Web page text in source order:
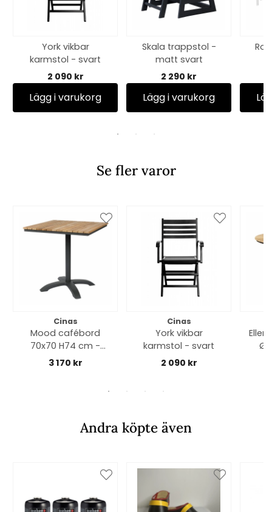
York vikbar
karmstol - svart
2 090 kr
Lägg i varukorg
Skala trappstol -
matt svart
2 290 kr
Lägg i varukorg
Se fler varor
Cinas
Mood cafébord
70x70 H74 cm -
antracit/teak
3 170 kr
Cinas
York vikbar
karmstol - svart
2 090 kr
Ø
Andra köpte även